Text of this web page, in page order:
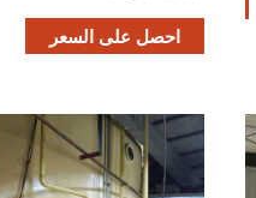
احصل على السعر